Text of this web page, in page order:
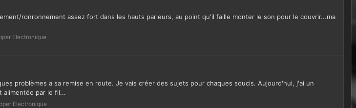
ronronnement assez fort dans les hauts parleurs, au point qu'il faille monter le son pour le couvrir...ma
Electronique
problèmes a sa remise en route. Je vais créer des sujets pour chaques soucis. Aujourd'hui, j'ai un
alimentée par le fil...
Electronique